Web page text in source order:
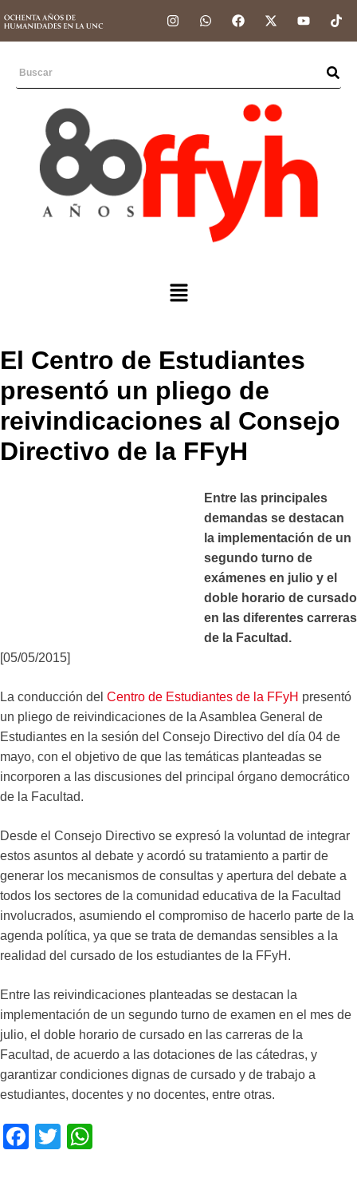
El Centro de Estudiantes
presentó un pliego de
reivindicaciones al Consejo
Directivo de la FFyH
Entre las principales
demandas se destacan
la implementación de un
segundo turno de
exámenes en julio y el
doble horario de cursado
en las diferentes carreras
de la Facultad.
[05/05/2015]
La conducción del Centro de Estudiantes de la FFyH presentó
un pliego de reivindicaciones de la Asamblea General de
Estudiantes en la sesión del Consejo Directivo del día 04 de
mayo, con el objetivo de que las temáticas planteadas se
incorporen a las discusiones del principal órgano democrático
de la Facultad.
Desde el Consejo Directivo se expresó la voluntad de integrar
estos asuntos al debate y acordó su tratamiento a partir de
generar los mecanismos de consultas y apertura del debate a
todos los sectores de la comunidad educativa de la Facultad
involucrados, asumiendo el compromiso de hacerlo parte de la
agenda política, ya que se trata de demandas sensibles a la
realidad del cursado de los estudiantes de la FFyH.
Entre las reivindicaciones planteadas se destacan la
implementación de un segundo turno de examen en el mes de
julio, el doble horario de cursado en las carreras de la
Facultad, de acuerdo a las dotaciones de las cátedras, y
garantizar condiciones dignas de cursado y de trabajo a
estudiantes, docentes y no docentes, entre otras.
F
T